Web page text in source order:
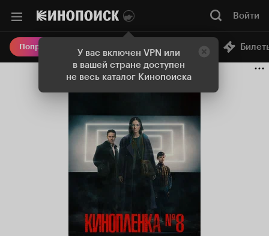
У вас включен VPN или
в вашей стране доступен
не весь каталог Кинопоиска
Войти
Попробовать Плюс Онлайн-кинотеатр